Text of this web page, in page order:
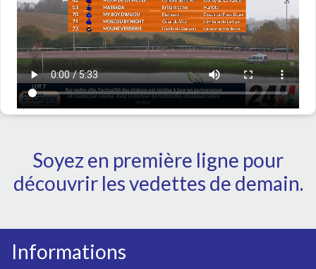
Soyez en première ligne pour
découvrir les vedettes de demain.
Informations